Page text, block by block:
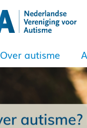
Over autisme